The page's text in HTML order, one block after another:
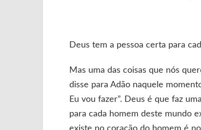
Deus tem a pessoa certa para
Mas uma das coisas que nós
disse para Adão naquele
Eu vou fazer”. Deus é que faz
para cada homem deste mundo
existe no coração do homem é